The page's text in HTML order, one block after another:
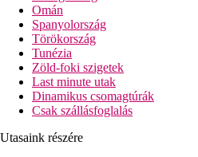
Omán
Spanyolország
Törökország
Tunézia
Zöld-foki szigetek
Last minute utak
Dinamikus csomagtúrák
Csak szállásfoglalás
Utasaink részére